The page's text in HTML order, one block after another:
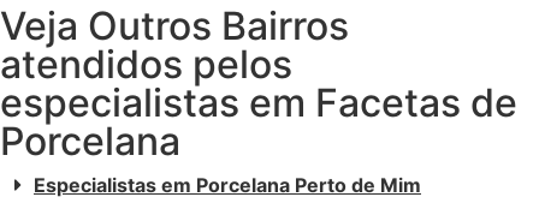
Veja Outros Bairros
atendidos pelos
especialistas em Facetas de
Porcelana
Especialistas em Porcelana Perto de Mim